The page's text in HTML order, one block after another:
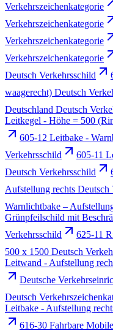
Verkehrszeichenkategorie
Verkehrszeichenkategorie
Verkehrszeichenkategorie
Verkehrszeichenkategorie
Deutsch Verkehrsschild
waagerecht) Deutsch
Deutschland Deutsch
Leitkegel - Höhe = 500
605-12 Leitbake -
Verkehrsschild
605-11
Deutsch Verkehrsschild
Aufstellung rechts Deutsch
Warnlichtbake –
Grünpfeilschild mit
Verkehrsschild
625-11
500 x 1500 Deutsch
Leitwand - Aufstellung
Deutsche
Deutsch
Leitbake - Aufstellung
616-30 Fahrbare